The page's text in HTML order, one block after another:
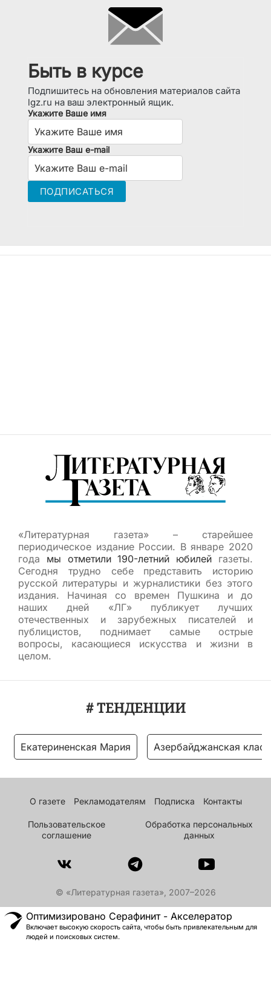
Быть в курсе
Подпишитесь на обновления материалов сайта
lgz.ru на ваш электронный ящик.
Укажите Ваше имя
Укажите Ваш e-mail
«Литературная газета» – старейшее
периодическое издание России. В январе 2020
года мы отметили 190-летний юбилей газеты.
Сегодня трудно себе представить историю
русской литературы и журналистики без этого
издания. Начиная со времен Пушкина и до
наших дней «ЛГ» публикует лучших
отечественных и зарубежных писателей и
публицистов, поднимает самые острые
вопросы, касающиеся искусства и жизни в
целом.
# ТЕНДЕНЦИИ
Екатериненская Мария Азербайджанская
О газете Рекламодателям Подписка Контакты
Пользовательское
соглашение
Обработка персональных
данных
© «Литературная газета», 2007–2026
Оптимизировано Серафинит - Акселератор
Включает высокую скорость сайта, чтобы быть привлекательным для
людей и поисковых систем.